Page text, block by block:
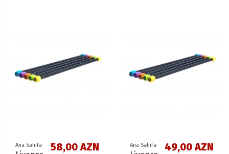
Ana Səhifə 58,00 AZN Ana Səhifə 49,00 AZN